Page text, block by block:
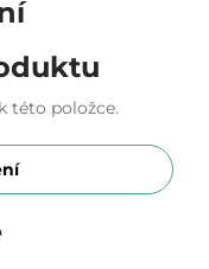
této položce.